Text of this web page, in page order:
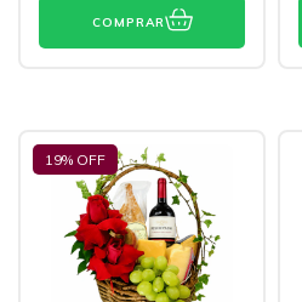
COMPRAR
19% OFF